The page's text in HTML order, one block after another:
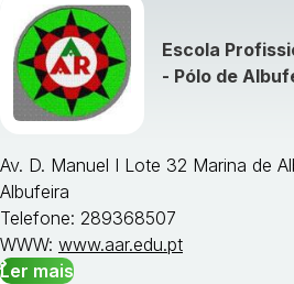
Escola
- Pólo de
Av. D. Manuel I Lote 32 Marina de
Albufeira
Telefone: 289368507
WWW: www.aar.edu.pt
Ler mais